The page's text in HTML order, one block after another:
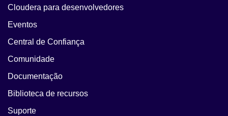
Cloudera para desenvolvedores
Eventos
Central de Confiança
Comunidade
Documentação
Biblioteca de recursos
Suporte